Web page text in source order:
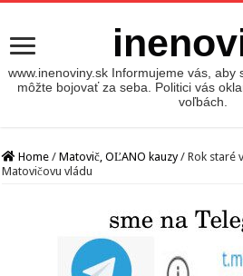
www.inenoviny.sk Informujeme vás, aby
môžte bojovať za seba. Politici vás
voľbách.
Home / Matovič, OĽANO kauzy / Rok staré
Matovičovu vládu